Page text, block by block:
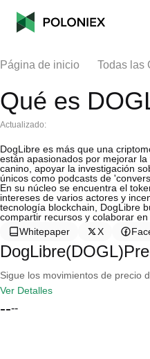
Página de inicio Todas las
Qué es
Actualizado:
DogLibre es más que una
están apasionados por mejorar
canino, apoyar la investigación
únicos como podcasts de
En su núcleo se encuentra el
intereses de varios actores y
tecnología blockchain, DogLibre
compartir recursos y colaborar
Whitepaper
X
Sigue los movimientos de precio
Ver Detalles
----